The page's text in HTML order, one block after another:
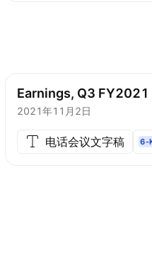
Earnings, Q3 FY2021
2021年11月2日
电话会议文字稿 6-